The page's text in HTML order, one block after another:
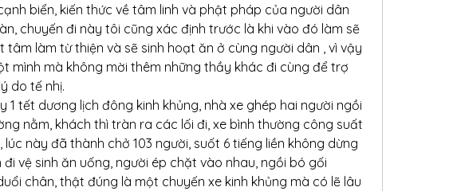
biển, kiến thức về tâm linh và phật pháp của người dân
chuyến đi này tôi cũng xác định trước là khi vào đó làm sẽ
tâm làm từ thiện và sẽ sinh hoạt ăn ở cùng người dân , vì vậy
mình mà không mời thêm những thầy khác đi cùng để trợ
do tế nhị.
1 tết dương lịch đông kinh khủng, nhà xe ghép hai người ngồi
nằm, khách thì tràn ra các lối đi, xe bình thường công suất
lúc này đã thành chở 103 người, suốt 6 tiếng liền không dừng
đi vệ sinh ăn uống, người ép chặt vào nhau, ngồi bó gối
chân, thật đúng là một chuyến xe kinh khủng mà có lẽ lâu